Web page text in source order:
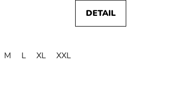
DETAIL
M L XL XXL